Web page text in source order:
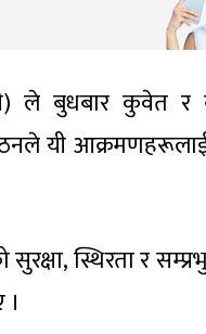
ले बुधबार कुवेत र
यी
स्थिरता र